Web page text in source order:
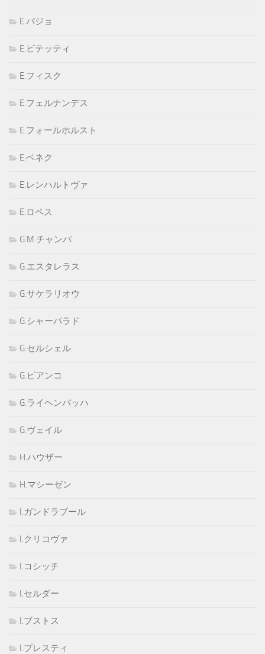
E.パジョ
E.ビテッティ
E.フィスク
E.フェルナンデス
E.フォールホルスト
E.ベネク
E.レンハルトヴァ
E.ロペス
G.M.チャンパ
G.エスタレラス
G.サケラリオウ
G.シャーパラド
G.セルシェル
G.ビアンコ
G.ライヘンバッハ
G.ヴェイル
H.ハウザー
H.マシーゼン
I.ガンドラブール
I.クリコヴァ
I.コシッチ
I.セルダー
I.ブストス
I.プレスティ